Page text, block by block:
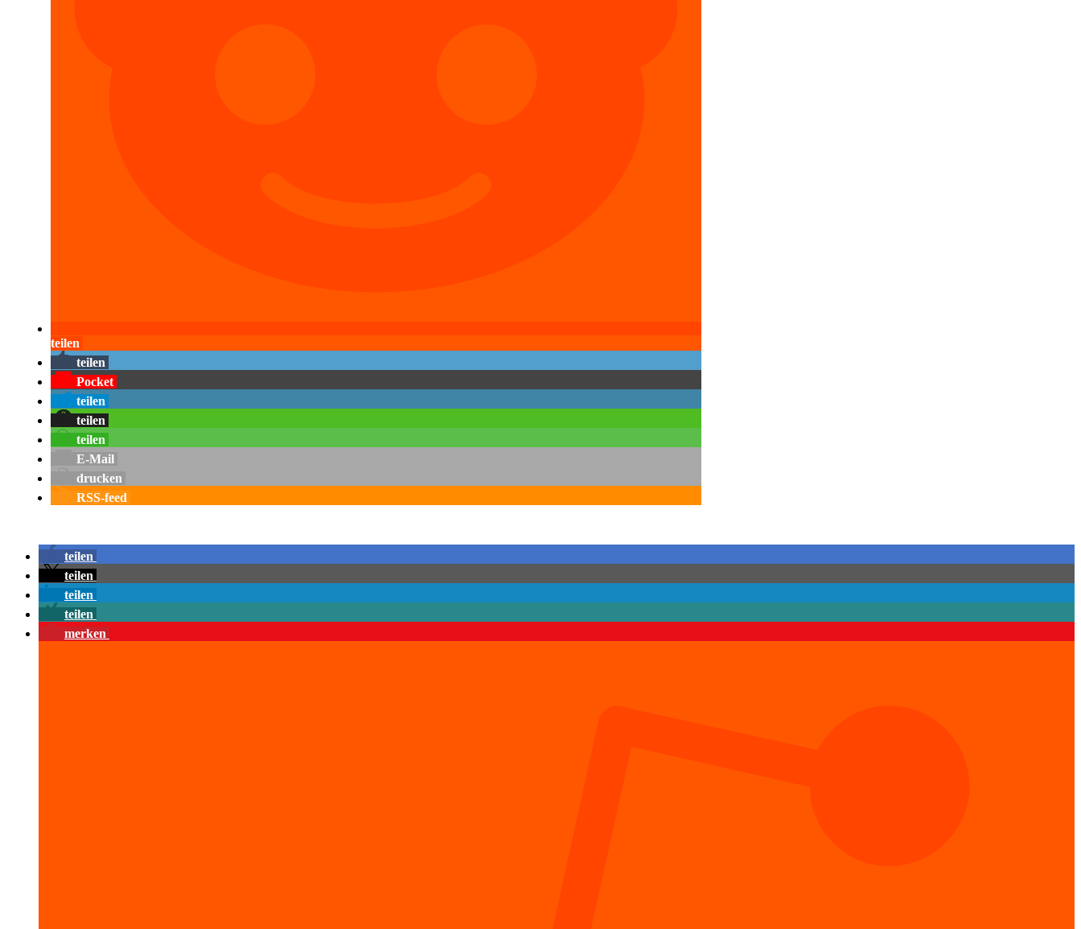
teilen
teilen
Pocket
teilen
teilen
teilen
E-Mail
drucken
RSS-feed
teilen
teilen
teilen
teilen
merken